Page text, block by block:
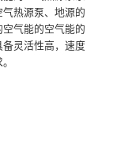
热源泵、地源的
气能的空气能的
灵活性高，速度